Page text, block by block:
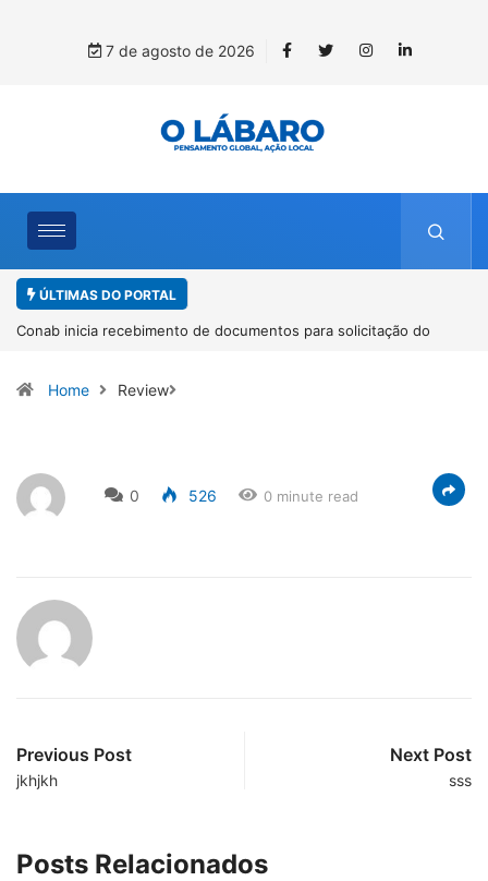
7 de agosto de 2026
ÚLTIMAS DO PORTAL
inicia recebimento de documentos para solicitação do
Home Review
0 526 0 minute read
Previous Post
jkhjkh
Next Post
sss
Posts Relacionados